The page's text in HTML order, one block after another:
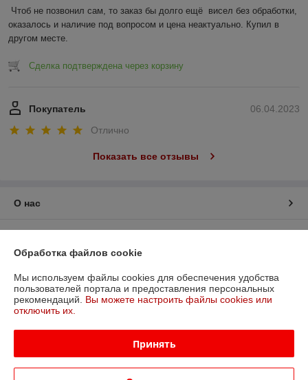
Чтоб не позвонил сам, то заказ бы долго ещё  висел без обработки,
оказалось и наличие под вопросом и цена неактуально. Купил в
другом месте.
Сделка подтверждена через корзину
06.04.2023
Покупатель
Отлично
Показать все отзывы
О нас
График работы
Полная версия сайта
Политика обработки cookies
Обработка файлов cookie
Мы используем файлы cookies для обеспечения удобства
пользователей портала и предоставления персональных
рекомендаций. Вы можете настроить файлы cookies или
отключить их.
Принять